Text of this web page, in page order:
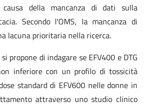
causa della mancanza di dati sulla
Secondo l'OMS, la mancanza di
lacuna prioritaria nella ricerca.
propone di indagare se EFV400 e DTG
inferiore con un profilo di tossicità
standard di EFV600 nelle donne in
attraverso uno studio clinico